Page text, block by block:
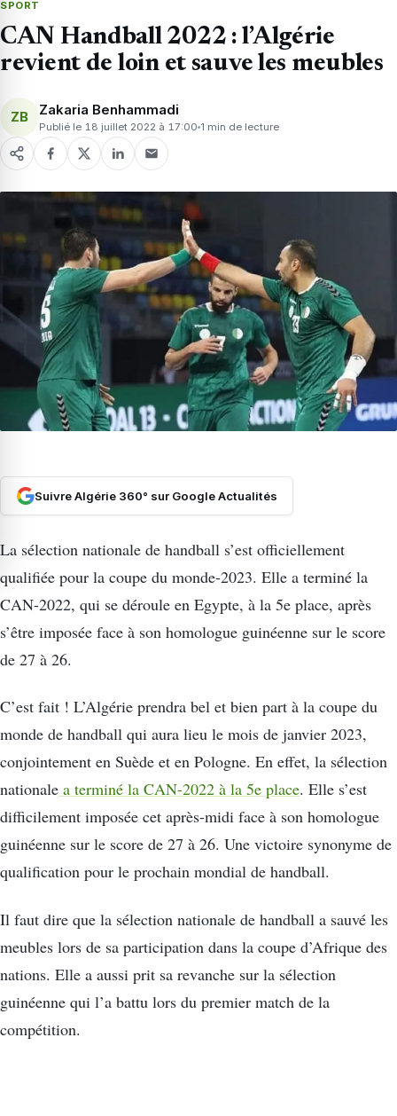
SPORT
CAN Handball 2022 : l’Algérie
revient de loin et sauve les meubles
ZB Zakaria Benhammadi
Publié le 18 juillet 2022 à 17:00 1 min de lecture
Suivre Algérie 360° sur Google Actualités
La sélection nationale de handball s’est officiellement
qualifiée pour la coupe du monde-2023. Elle a terminé la
CAN-2022, qui se déroule en Egypte, à la 5e place, après
s’être imposée face à son homologue guinéenne sur le score
de 27 à 26.
C’est fait ! L’Algérie prendra bel et bien part à la coupe du
monde de handball qui aura lieu le mois de janvier 2023,
conjointement en Suède et en Pologne. En effet, la sélection
nationale a terminé la CAN-2022 à la 5e place. Elle s’est
difficilement imposée cet après-midi face à son homologue
guinéenne sur le score de 27 à 26. Une victoire synonyme de
qualification pour le prochain mondial de handball.
Il faut dire que la sélection nationale de handball a sauvé les
meubles lors de sa participation dans la coupe d’Afrique des
nations. Elle a aussi prit sa revanche sur la sélection
guinéenne qui l’a battu lors du premier match de la
compétition.